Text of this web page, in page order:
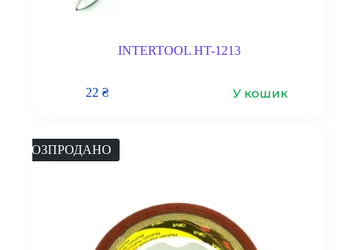
INTERTOOL HT-1213
22₴ У кошик
РОЗПРОДАНО